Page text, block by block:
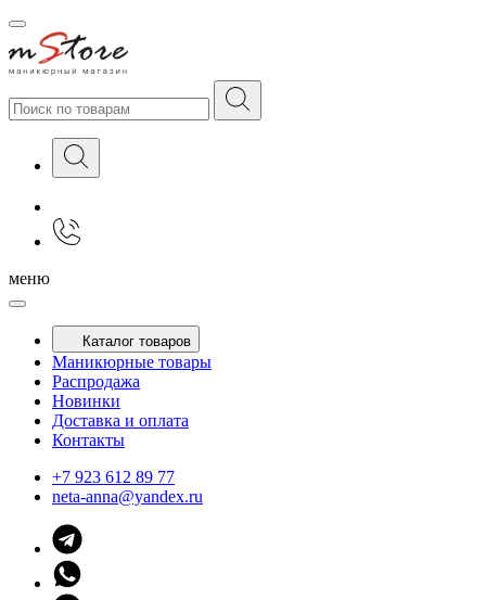
меню
Каталог товаров
Маникюрные товары
Распродажа
Новинки
Доставка и оплата
Контакты
+7 923 612 89 77
neta-anna@yandex.ru